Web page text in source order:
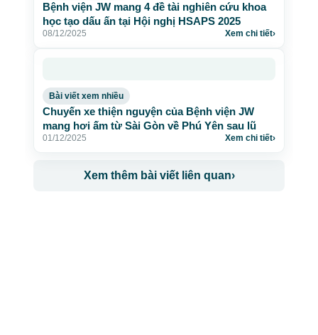
Bệnh viện JW mang 4 đề tài nghiên cứu khoa
học tạo dấu ấn tại Hội nghị HSAPS 2025
08/12/2025 Xem chi tiết›
Bài viết xem nhiều
Chuyến xe thiện nguyện của Bệnh viện JW
mang hơi ấm từ Sài Gòn về Phú Yên sau lũ
01/12/2025 Xem chi tiết›
Xem thêm bài viết liên quan›